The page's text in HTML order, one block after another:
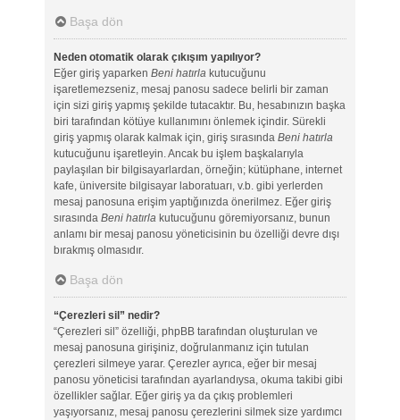
Başa dön
Neden otomatik olarak çıkışım yapılıyor?
Eğer giriş yaparken Beni hatırlakutucuğunu
işaretlemezseniz, mesaj panosu sadece belirli bir zaman
için sizi giriş yapmış şekilde tutacaktır. Bu, hesabınızın başka
biri tarafından kötüye kullanımını önlemek içindir. Sürekli
giriş yapmış olarak kalmak için, giriş sırasında Beni hatırla
kutucuğunu işaretleyin. Ancak bu işlem başkalarıyla
paylaşılan bir bilgisayarlardan, örneğin; kütüphane, internet
kafe, üniversite bilgisayar laboratuarı, v.b. gibi yerlerden
mesaj panosuna erişim yaptığınızda önerilmez. Eğer giriş
sırasında Beni hatırlakutucuğunu göremiyorsanız, bunun
anlamı bir mesaj panosu yöneticisinin bu özelliği devre dışı
bırakmış olmasıdır.
Başa dön
“Çerezleri sil” nedir?
“Çerezleri sil” özelliği, phpBB tarafından oluşturulan ve
mesaj panosuna girişiniz, doğrulanmanız için tutulan
çerezleri silmeye yarar. Çerezler ayrıca, eğer bir mesaj
panosu yöneticisi tarafından ayarlandıysa, okuma takibi gibi
özellikler sağlar. Eğer giriş ya da çıkış problemleri
yaşıyorsanız, mesaj panosu çerezlerini silmek size yardımcı